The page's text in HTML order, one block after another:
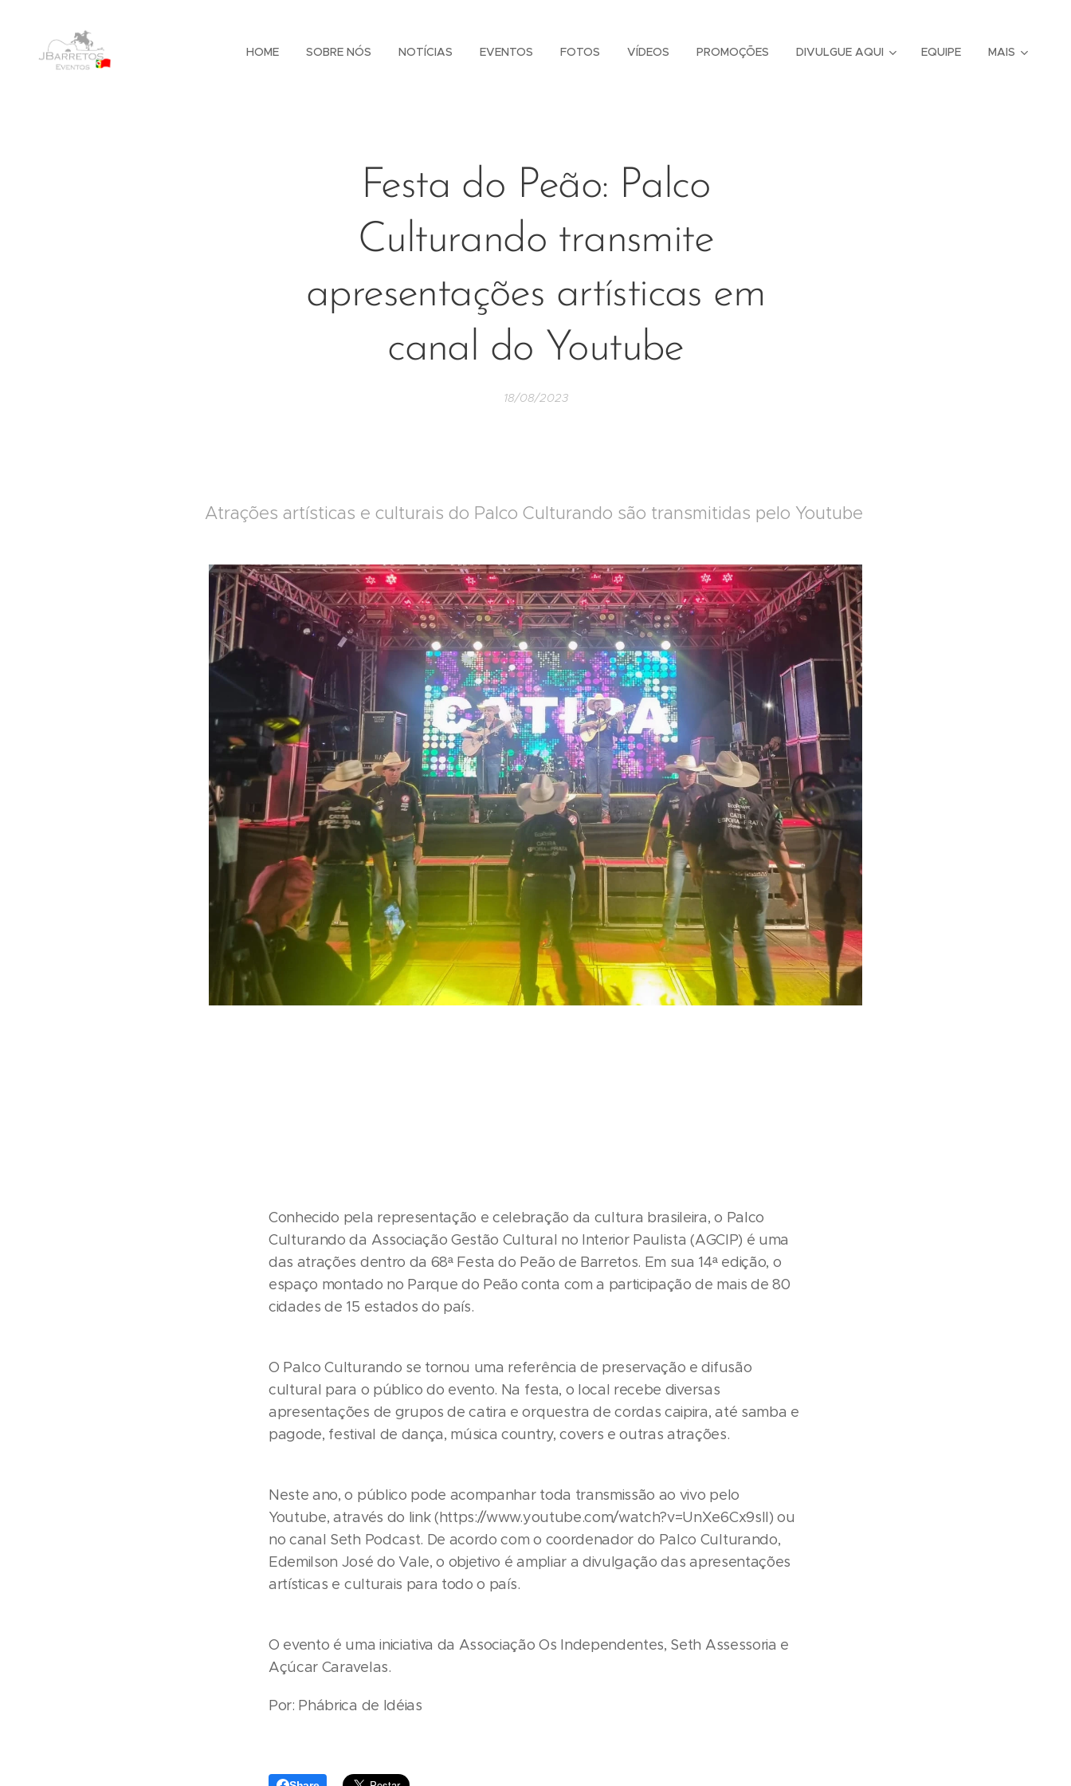
HOME SOBRE NÓS NOTÍCIAS EVENTOS FOTOS VÍDEOS PROMOÇÕES DIVULGUE AQUI EQUIPE MAIS
Festa do Peão: Palco
Culturando transmite
apresentações artísticas em
canal do Youtube
18/08/2023
Atrações artísticas e culturais do Palco Culturando são transmitidas pelo Youtube
Conhecido pela representação e celebração da cultura brasileira, o Palco
Culturando da Associação Gestão Cultural no Interior Paulista (AGCIP) é uma
das atrações dentro da 68ª Festa do Peão de Barretos. Em sua 14ª edição, o
espaço montado no Parque do Peão conta com a participação de mais de 80
cidades de 15 estados do país.
O Palco Culturando se tornou uma referência de preservação e difusão
cultural para o público do evento. Na festa, o local recebe diversas
apresentações de grupos de catira e orquestra de cordas caipira, até samba e
pagode, festival de dança, música country, covers e outras atrações.
Neste ano, o público pode acompanhar toda transmissão ao vivo pelo
Youtube, através do link (https://www.youtube.com/watch?v=UnXe6Cx9slI) ou
no canal Seth Podcast. De acordo com o coordenador do Palco Culturando,
Edemilson José do Vale, o objetivo é ampliar a divulgação das apresentações
artísticas e culturais para todo o país.
O evento é uma iniciativa da Associação Os Independentes, Seth Assessoria e
Açúcar Caravelas.
Por: Phábrica de Idéias